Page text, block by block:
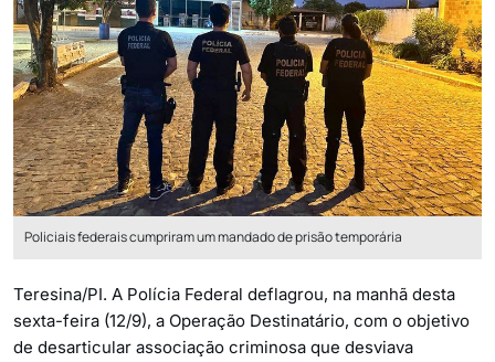
Policiais federais cumpriram um mandado de prisão temporária
Teresina/PI. A Polícia Federal deflagrou, na manhã desta
sexta-feira (12/9), a Operação Destinatário, com o objetivo
de desarticular associação criminosa que desviava